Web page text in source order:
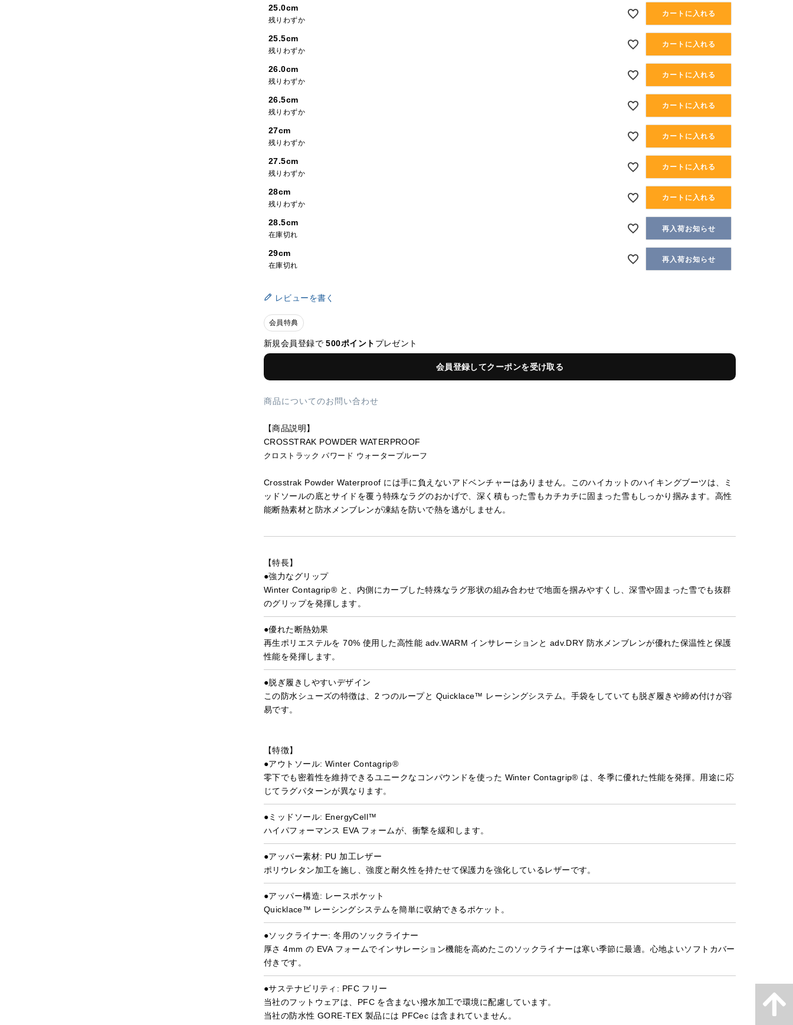
25.0cm
残りわずか
カートに入れる
25.5cm
残りわずか
カートに入れる
26.0cm
残りわずか
カートに入れる
26.5cm
残りわずか
カートに入れる
27cm
残りわずか
カートに入れる
27.5cm
残りわずか
カートに入れる
28cm
残りわずか
カートに入れる
28.5cm
在庫切れ
再入荷お知らせ
29cm
在庫切れ
再入荷お知らせ
レビューを書く
会員特典
新規会員登録で500ポイント プレゼント
会員登録してクーポンを受け取る
商品についてのお問い合わせ
【商品説明】
CROSSTRAK POWDER WATERPROOF
クロストラック パワード ウォータープルーフ
Crosstrak Powder Waterproof には手に負えないアドベンチャーはありません。このハイカットのハイキングブーツは、ミ
ッドソールの底とサイドを覆う特殊なラグのおかげで、深く積もった雪もカチカチに固まった雪もしっかり掴みます。高性
能断熱素材と防水メンブレンが凍結を防いで熱を逃がしません。
【特長】
●強力なグリップ
Winter Contagrip® と、内側にカーブした特殊なラグ形状の組み合わせで地面を掴みやすくし、深雪や固まった雪でも抜群
のグリップを発揮します。
●優れた断熱効果
再生ポリエステルを 70% 使用した高性能 adv.WARM インサレーションと adv.DRY 防水メンブレンが優れた保温性と保護
性能を発揮します。
●脱ぎ履きしやすいデザイン
この防水シューズの特徴は、2 つのループと Quicklace™ レーシングシステム。手袋をしていても脱ぎ履きや締め付けが容
易です。
【特徴】
●アウトソール: Winter Contagrip®
零下でも密着性を維持できるユニークなコンパウンドを使った Winter Contagrip® は、冬季に優れた性能を発揮。用途に応
じてラグパターンが異なります。
●ミッドソール: EnergyCell™
ハイパフォーマンス EVA フォームが、衝撃を緩和します。
●アッパー素材: PU 加工レザー
ポリウレタン加工を施し、強度と耐久性を持たせて保護力を強化しているレザーです。
●アッパー構造: レースポケット
Quicklace™ レーシングシステムを簡単に収納できるポケット。
●ソックライナー: 冬用のソックライナー
厚さ 4mm の EVA フォームでインサレーション機能を高めたこのソックライナーは寒い季節に最適。心地よいソフトカバー
付きです。
●サステナビリティ: PFC フリー
当社のフットウェアは、PFC を含まない撥水加工で環境に配慮しています。
当社の防水性 GORE-TEX 製品には PFCec は含まれていません。